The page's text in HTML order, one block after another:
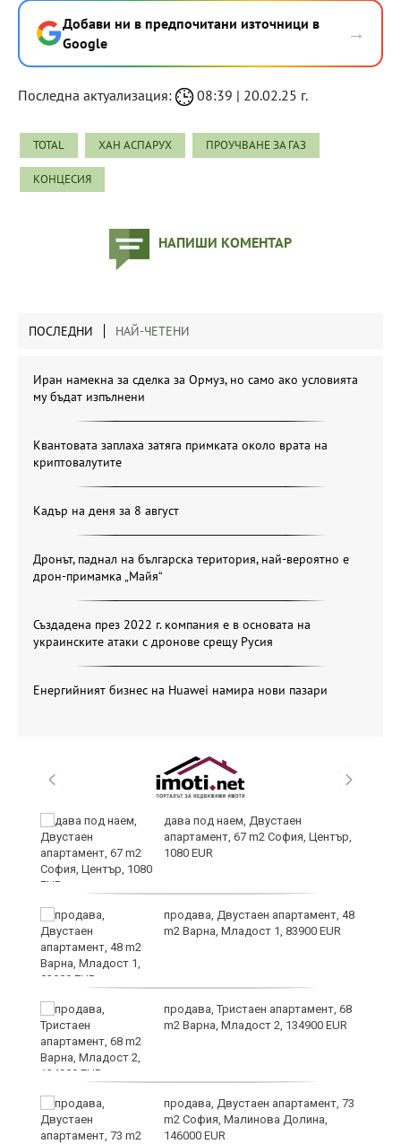
Добави ни в предпочитани източници в
Google
→
Последна актуализация: 08:39 | 20.02.25 г.
TOTAL ХАН АСПАРУХ ПРОУЧВАНЕ ЗА ГАЗ
КОНЦЕСИЯ
НАПИШИ КОМЕНТАР
ПОСЛЕДНИ НАЙ-ЧЕТЕНИ
Иран намекна за сделка за Ормуз, но само ако условията
му бъдат изпълнени
Квантовата заплаха затяга примката около врата на
криптовалутите
Кадър на деня за 8 август
Дронът, паднал на българска територия, най-вероятно е
дрон-примамка „Майя“
Създадена през 2022 г. компания е в основата на
украинските атаки с дронове срещу Русия
Енергийният бизнес на Huawei намира нови пазари
дава под наем, Двустаен
апартамент, 67 m2 София, Център,
1080 EUR
продава, Двустаен апартамент, 48
m2 Варна, Младост 1, 83900 EUR
продава, Тристаен апартамент, 68
m2 Варна, Младост 2, 134900 EUR
продава, Двустаен апартамент, 73
m2 София, Малинова Долина,
146000 EUR